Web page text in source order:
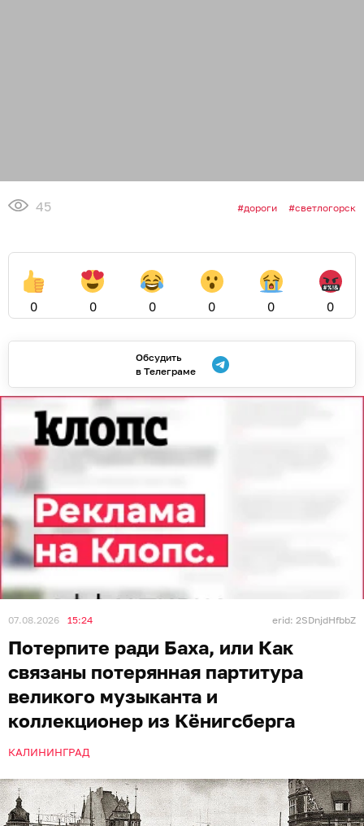
45 дороги светлогорск
0 0 0 0 0 0
Обсудить
в Телеграме
07.08.2026 15:24 erid: 2SDnjdHfbbZ
Потерпите ради Баха, или Как
связаны потерянная партитура
великого музыканта и
коллекционер из Кёнигсберга
КАЛИНИНГРАД